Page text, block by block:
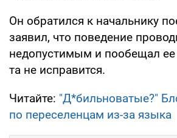
Он обратился к начальнику
заявил, что поведение
недопустимым и пообещал ее
та не исправится.
Читайте: "Д*бильноватые?"
по переселенцам из-за языка